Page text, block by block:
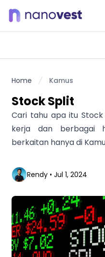
Home Kamus
Stock Split
Cari tahu apa itu
kerja dan berbagai
berkaitan hanya di
Rendy • Jul 1, 2024